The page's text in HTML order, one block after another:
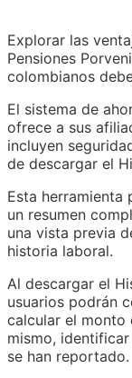
Explorar las
Pensiones
colombianos
El sistema de
ofrece a sus
incluyen
de descargar el
Esta herramienta
un resumen
una vista previa
historia laboral.
Al descargar el
usuarios podrán
calcular el monto
mismo,
se han reportado.